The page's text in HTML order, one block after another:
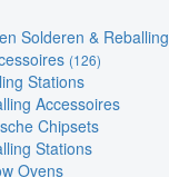
Solderen & Reballing
(126)
Stations
Accessoires
Chipsets
Stations
Ovens